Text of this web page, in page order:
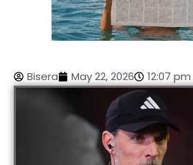
Bisera May 22, 2026 12:07 pm